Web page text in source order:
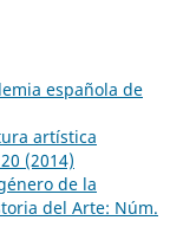
española de
artística
(2014)
de la
del Arte: Núm.